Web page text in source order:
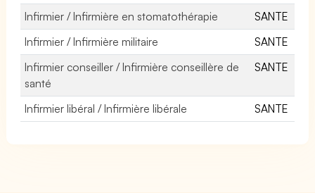
Infirmier / Infirmière en stomatothérapie
SANTE
Infirmier / Infirmière militaire
SANTE
Infirmier conseiller / Infirmière conseillère de
santé
SANTE
Infirmier libéral / Infirmière libérale SANTE